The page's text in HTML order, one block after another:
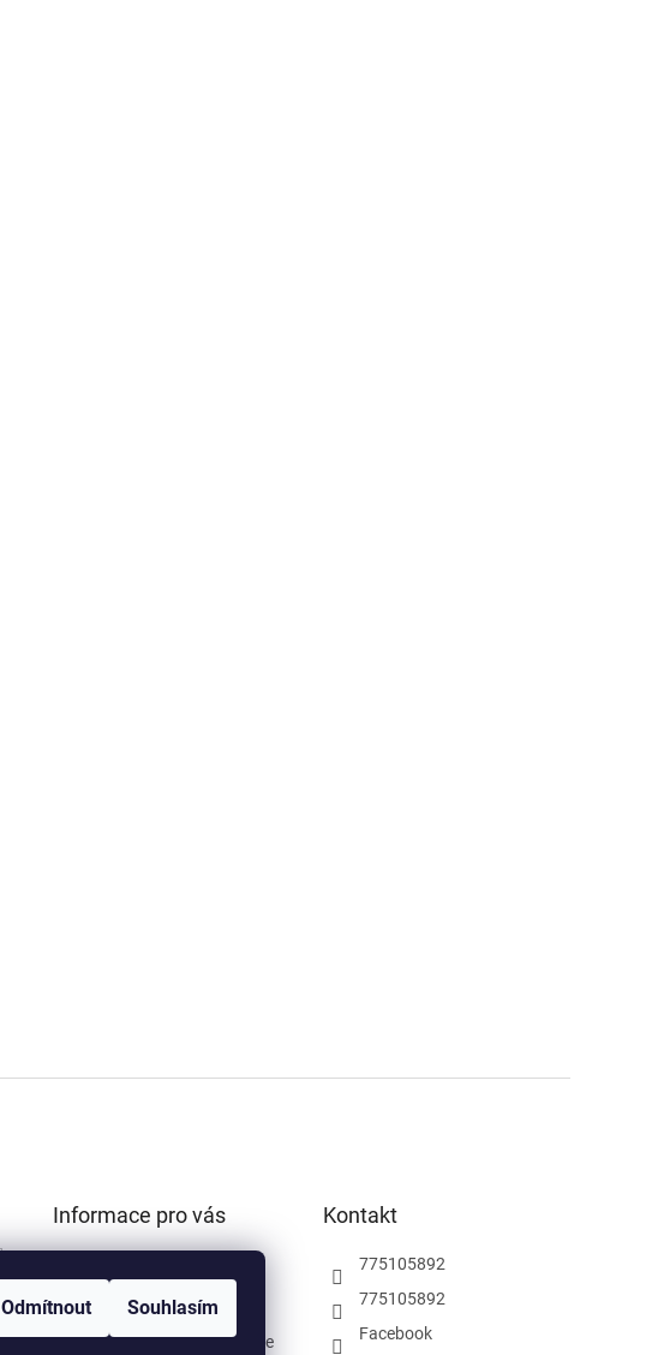
Odmítnout Souhlasím
Informace pro vás
Podmínky ochrany osobních
údajů
Kamenná prodejna Pardubice
Kontakt
775105892
775105892
Facebook